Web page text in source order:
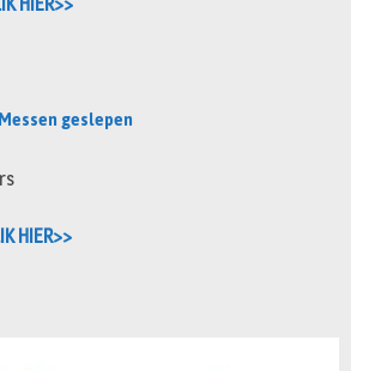
geslepen
HIER>>